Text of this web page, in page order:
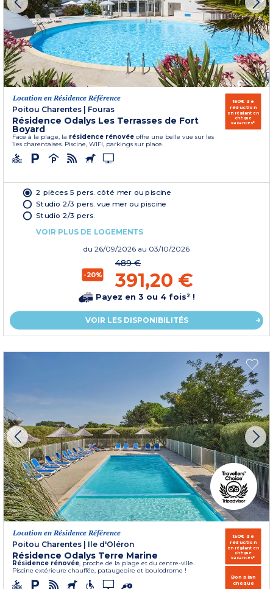
Location en Résidence Référence
Poitou Charentes
Fouras
Résidence Odalys Les Terrasses de Fort
Boyard
Face à la plage, la résidence rénovée offre une belle vue sur les
îles charentaises. Piscine, WIFI, parkings sur place.
150€ de
réduction
en réglant en
chèque
vacances*
2 pièces 5 pers. côté mer ou piscine
Studio 2/3 pers. vue mer ou piscine
Studio 2/3 pers.
VOIR PLUS DE LOGEMENTS
du 26/09/2026 au 03/10/2026
-20%
489 €
391,20 €
Payez en 3 ou 4 fois² !
VOIR LES DISPONIBILITÉS
Location en Résidence Référence
Poitou Charentes | Ile d'Oléron
Résidence Odalys Terre Marine
Résidence rénovée , proche de la plage et du centre-ville.
Piscine extérieure chauffée, pataugeoire et boulodrome !
150€ de
réduction
en réglant en
chèque
vacances*
Bon plan
chèque